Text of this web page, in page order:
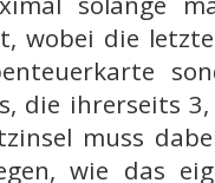
wobei die
die ihrerseits
muss
wie das